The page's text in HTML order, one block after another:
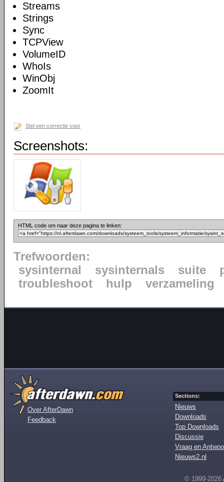
Streams
Strings
Sync
TCPView
VolumeID
WhoIs
WinObj
ZoomIt
Stel een correctie voor
Screenshots:
HTML code om naar deze pagina te linken:
Trefwoorden:
sysinternal
sysinternals suite
troubleshoot
hulp verzameling
Over AfterDawn
Feedback
Sections:
Nieuws
Downloads
Top Downloads
Discussie
Vraag en
Nieuws2.nl
© 1999-2026